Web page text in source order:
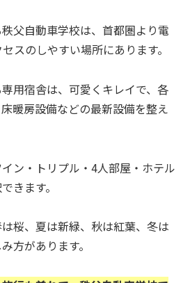
父自動車学校は、首都圏より電
スのしやすい場所にあります。
用宿舎は、可愛くキレイで、各
暖房設備などの最新設備を整え
ン・トリプル・4人部屋・ホテル
きます。
桜、夏は新緑、秋は紅葉、冬は
方があります。